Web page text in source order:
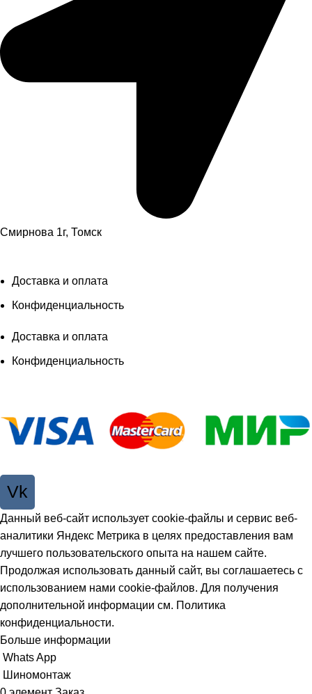
Смирнова 1г, Томск
Доставка и оплата
Конфиденциальность
Доставка и оплата
Конфиденциальность
Vk
Данный веб-сайт использует cookie-файлы и сервис веб-
аналитики Яндекс Метрика в целях предоставления вам
лучшего пользовательского опыта на нашем сайте.
Продолжая использовать данный сайт, вы соглашаетесь с
использованием нами cookie-файлов. Для получения
дополнительной информации см. Политика
конфиденциальности.
Больше информации
Whats App
Шиномонтаж